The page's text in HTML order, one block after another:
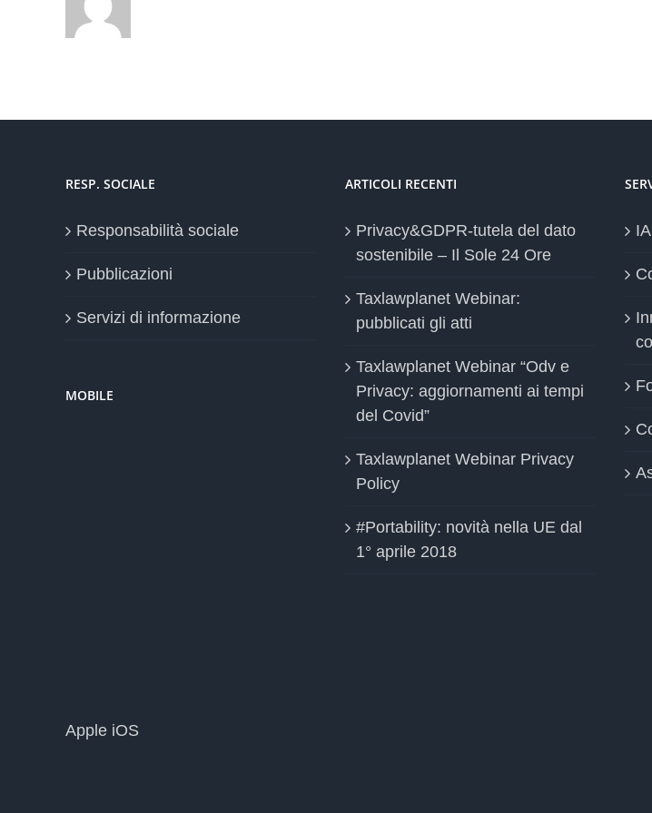
RESP. SOCIALE
Responsabilità sociale
Pubblicazioni
Servizi di informazione
MOBILE
Apple iOS
ARTICOLI RECENTI
Privacy&GDPR-tutela del dato
sostenibile – Il Sole 24 Ore
Taxlawplanet Webinar:
pubblicati gli atti
Taxlawplanet Webinar “Odv e
Privacy: aggiornamenti ai tempi
del Covid”
Taxlawplanet Webinar Privacy
Policy
#Portability: novità nella UE dal
1° aprile 2018